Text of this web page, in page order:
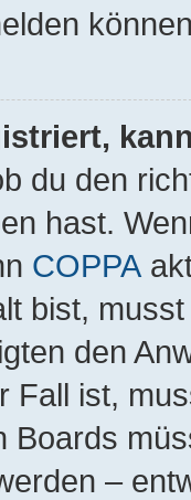
du den
hast.
COPPA
bist,
den
Fall ist,
Boards
–